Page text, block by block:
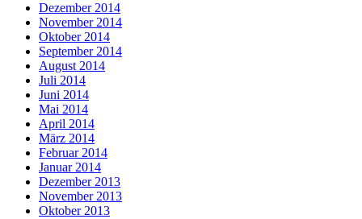
Dezember 2014
November 2014
Oktober 2014
September 2014
August 2014
Juli 2014
Juni 2014
Mai 2014
April 2014
März 2014
Februar 2014
Januar 2014
Dezember 2013
November 2013
Oktober 2013